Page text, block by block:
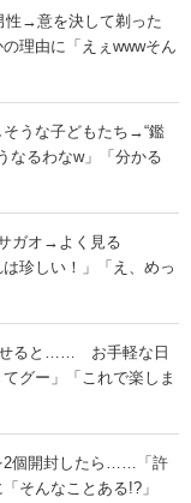
性→意を決して剃った
理由に「えぇwwwそん
そうな子どもたち→“鑑
なるわなw」「分かる
ガオ→よく見る
珍しい！」「え、めっ
せると…… お手軽な日
グー」「これで楽しま
2個開封したら……「許
そんなことある!?」